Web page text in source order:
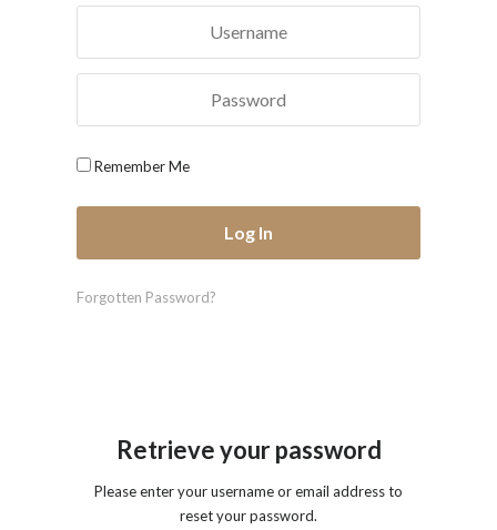
Remember Me
Forgotten Password?
Retrieve your password
Please enter your username or email address to
reset your password.